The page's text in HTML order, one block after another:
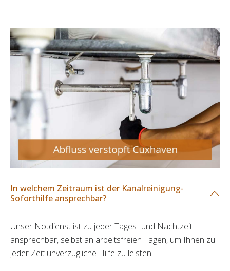
In welchem Zeitraum ist der Kanalreinigung-
Soforthilfe ansprechbar?
Unser Notdienst ist zu jeder Tages- und Nachtzeit
ansprechbar, selbst an arbeitsfreien Tagen, um Ihnen zu
jeder Zeit unverzügliche Hilfe zu leisten.